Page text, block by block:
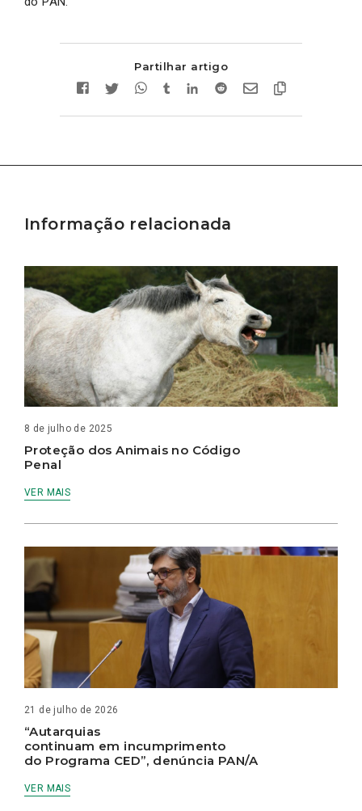
Partilhar artigo
Informação relacionada
8 de julho de 2025
Proteção dos Animais no Código
Penal
VER MAIS
21 de julho de 2026
“Autarquias
continuam em incumprimento
do Programa CED”, denúncia PAN/A
VER MAIS